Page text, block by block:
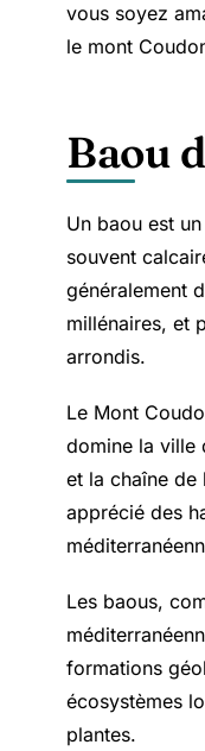
vous soyez
le mont
Baou
Un baou est
souvent
généralement
millénaires, et
arrondis.
Le Mont
domine la ville
et la chaîne de
apprécié des
Les baous,
formations
écosystèmes
plantes.